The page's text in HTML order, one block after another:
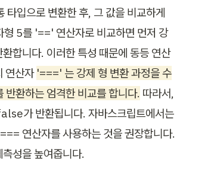
타입으로 변환한 후, 그 값을 비교하게
5를 '==' 연산자로 비교하면 먼저 강
합니다. 이러한 특성 때문에 동등 연산
연산자 '===' 는 강제 형 변환 과정을 수
환하는 엄격한 비교를 합니다. 따라서,
가 반환됩니다. 자바스크립트에서는
연산자를 사용하는 것을 권장합니다.
성을 높여줍니다.